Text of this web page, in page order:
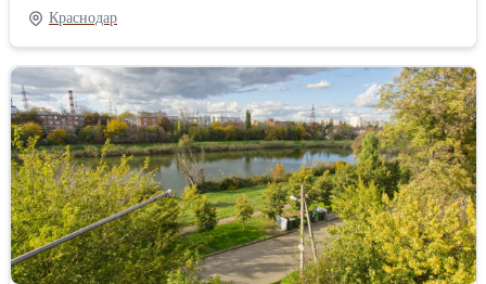
детский сад. Выгодное местоположение делает комнату
привлекательной в качестве арендного жилья! Помещение с
ремонтом 2024 года. Остается в подарок мебель и техника.
Санузел на 2 комнаты, установлены счетчики горячей и
холодной воды. Двор уютный, достаточно парковочных мест.
Краснодар